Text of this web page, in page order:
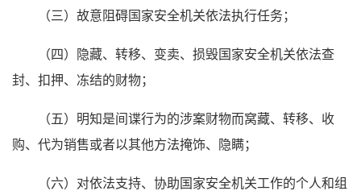
（三）故意阻碍国家安全机关依法执行任务；
（四）隐藏、转移、变卖、损毁国家安全机关依法查
封、扣押、冻结的财物；
（五）明知是间谍行为的涉案财物而窝藏、转移、收
购、代为销售或者以其他方法掩饰、隐瞒；
（六）对依法支持、协助国家安全机关工作的个人和组